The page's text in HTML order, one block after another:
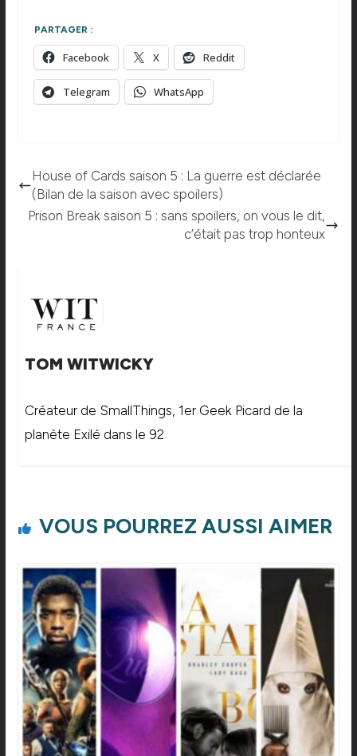
PARTAGER :
Facebook X Reddit
Telegram WhatsApp
House of Cards saison 5 : La guerre est déclarée
(Bilan de la saison avec spoilers)
Prison Break saison 5 : sans spoilers, on vous le dit,
c’était pas trop honteux
TOM WITWICKY
Créateur de SmallThings, 1er Geek Picard de la
planète Exilé dans le 92
VOUS POURREZ AUSSI AIMER